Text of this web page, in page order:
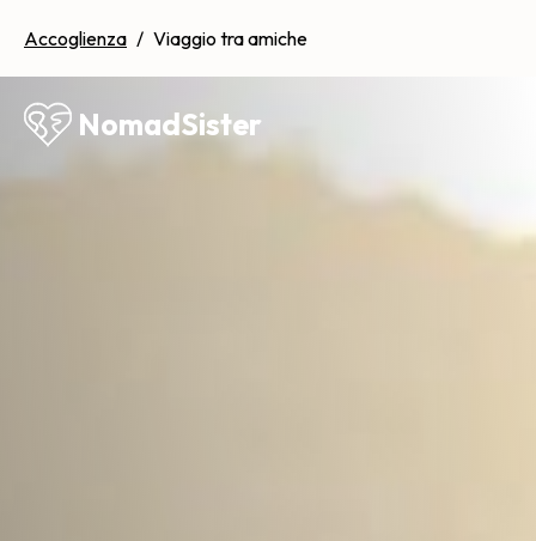
Accoglienza / Viaggio tra amiche
NomadSister